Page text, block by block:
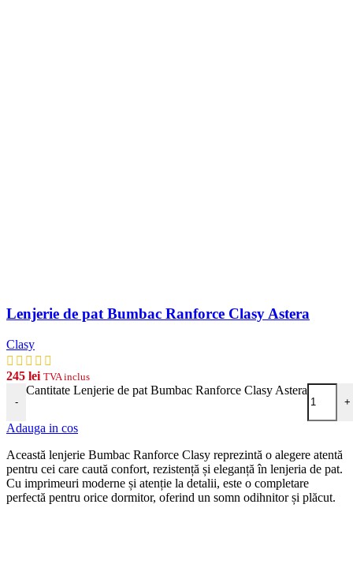
Lenjerie de pat Bumbac Ranforce Clasy Astera
Clasy
245 lei TVA inclus
-
Cantitate Lenjerie de pat Bumbac Ranforce Clasy Astera
+
Adauga in cos
Această lenjerie Bumbac Ranforce Clasy reprezintă o alegere atentă
pentru cei care caută confort, rezistență și eleganță în lenjeria de pat.
Cu imprimeuri moderne și atenție la detalii, este o completare
perfectă pentru orice dormitor, oferind un somn odihnitor și plăcut.